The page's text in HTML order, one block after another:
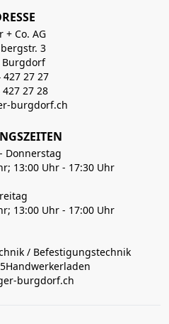
+ Co. AG
3
Burgdorf
427 27 27
427 27 28
burgdorf.ch
Donnerstag
13:00 Uhr - 17:30 Uhr
13:00 Uhr - 17:00 Uhr
/ Befestigungstechnik
Handwerkerladen
burgdorf.ch